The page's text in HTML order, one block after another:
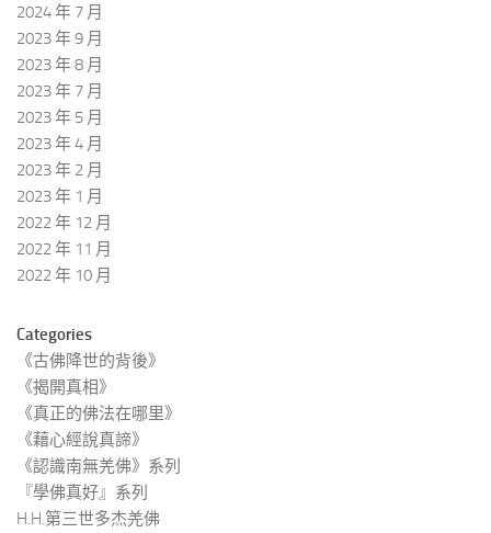
2024 年 7 月
2023 年 9 月
2023 年 8 月
2023 年 7 月
2023 年 5 月
2023 年 4 月
2023 年 2 月
2023 年 1 月
2022 年 12 月
2022 年 11 月
2022 年 10 月
Categories
《古佛降世的背後》
《揭開真相》
《真正的佛法在哪里》
《藉心經說真諦》
《認識南無羌佛》系列
『學佛真好』系列
H.H.第三世多杰羌佛